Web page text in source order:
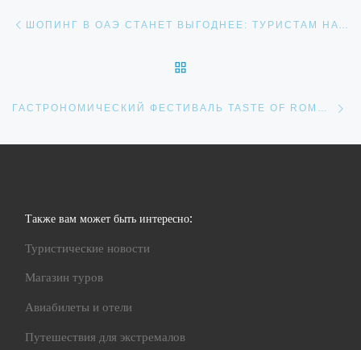
ГАСТРОНОМИЧЕСКИЙ ФЕСТИВАЛЬ TASTE OF ROMA: КУЛИНАРНЫЙ ПРАЗДНИК В СЕРДЦЕ РИМА
Также вам может быть интересно:
Туристические новости
Магазин туров
Авиабилеты и отели
Путешествия для экстремалов